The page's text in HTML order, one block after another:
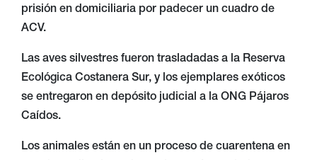
prisión en domiciliaria por padecer un cuadro de
ACV.
Las aves silvestres fueron trasladadas a la Reserva
Ecológica Costanera Sur, y los ejemplares exóticos
se entregaron en depósito judicial a la ONG Pájaros
Caídos.
Los animales están en un proceso de cuarentena en